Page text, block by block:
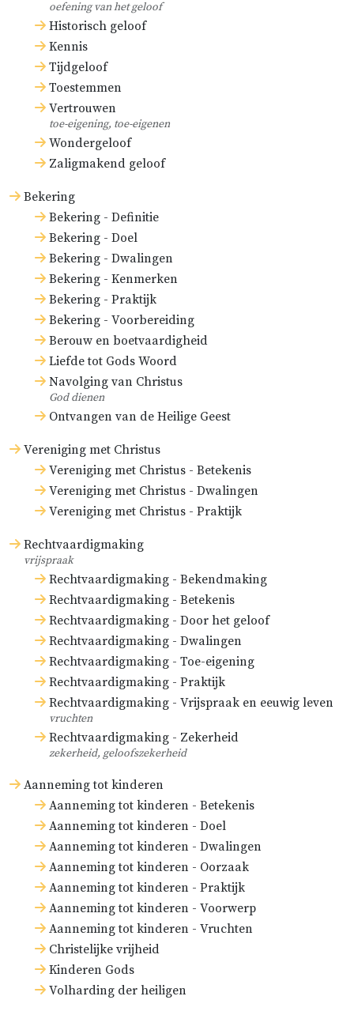
oefening van het geloof
Historisch geloof
Kennis
Tijdgeloof
Toestemmen
Vertrouwen
toe-eigening, toe-eigenen
Wondergeloof
Zaligmakend geloof
Bekering
Bekering - Definitie
Bekering - Doel
Bekering - Dwalingen
Bekering - Kenmerken
Bekering - Praktijk
Bekering - Voorbereiding
Berouw en boetvaardigheid
Liefde tot Gods Woord
Navolging van Christus
God dienen
Ontvangen van de Heilige Geest
Vereniging met Christus
Vereniging met Christus - Betekenis
Vereniging met Christus - Dwalingen
Vereniging met Christus - Praktijk
Rechtvaardigmaking
vrijspraak
Rechtvaardigmaking - Bekendmaking
Rechtvaardigmaking - Betekenis
Rechtvaardigmaking - Door het geloof
Rechtvaardigmaking - Dwalingen
Rechtvaardigmaking - Toe-eigening
Rechtvaardigmaking - Praktijk
Rechtvaardigmaking - Vrijspraak en eeuwig leven
vruchten
Rechtvaardigmaking - Zekerheid
zekerheid, geloofszekerheid
Aanneming tot kinderen
Aanneming tot kinderen - Betekenis
Aanneming tot kinderen - Doel
Aanneming tot kinderen - Dwalingen
Aanneming tot kinderen - Oorzaak
Aanneming tot kinderen - Praktijk
Aanneming tot kinderen - Voorwerp
Aanneming tot kinderen - Vruchten
Christelijke vrijheid
Kinderen Gods
Volharding der heiligen